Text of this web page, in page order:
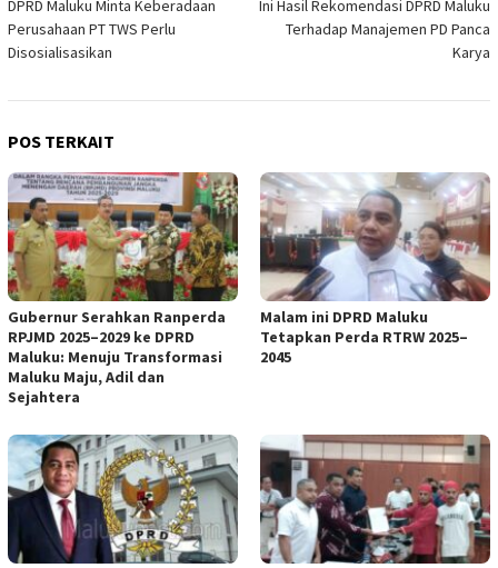
pos
DPRD Maluku Minta Keberadaan
Perusahaan PT TWS Perlu
Disosialisasikan
Ini Hasil Rekomendasi DPRD Maluku
Terhadap Manajemen PD Panca
Karya
POS TERKAIT
Gubernur Serahkan Ranperda
RPJMD 2025–2029 ke DPRD
Maluku: Menuju Transformasi
Maluku Maju, Adil dan
Sejahtera
Malam ini DPRD Maluku
Tetapkan Perda RTRW 2025–
2045